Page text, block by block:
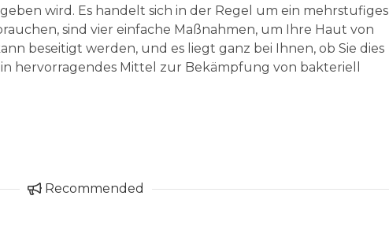
wird. Es handelt sich in der Regel um ein mehrstufiges
sind vier einfache Maßnahmen, um Ihre Haut von
beseitigt werden, und es liegt ganz bei Ihnen, ob Sie dies
hervorragendes Mittel zur Bekämpfung von bakteriell
Recommended